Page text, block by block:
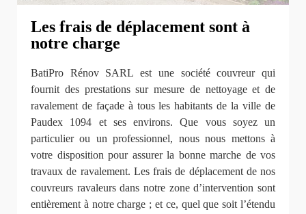
Les frais de déplacement sont à
notre charge
BatiPro Rénov SARL est une société couvreur qui
fournit des prestations sur mesure de nettoyage et de
ravalement de façade à tous les habitants de la ville de
Paudex 1094 et ses environs. Que vous soyez un
particulier ou un professionnel, nous nous mettons à
votre disposition pour assurer la bonne marche de vos
travaux de ravalement. Les frais de déplacement de nos
couvreurs ravaleurs dans notre zone d’intervention sont
entièrement à notre charge ; et ce, quel que soit l’étendu